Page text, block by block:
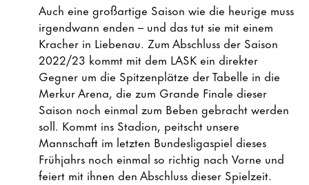
Auch eine großartige Saison wie die heurige muss
irgendwann enden – und das tut sie mit einem
Kracher in Liebenau. Zum Abschluss der Saison
2022/23 kommt mit dem LASK ein direkter
Gegner um die Spitzenplätze der Tabelle in die
Merkur Arena, die zum Grande Finale dieser
Saison noch einmal zum Beben gebracht werden
soll. Kommt ins Stadion, peitscht unsere
Mannschaft im letzten Bundesligaspiel dieses
Frühjahrs noch einmal so richtig nach Vorne und
feiert mit ihnen den Abschluss dieser Spielzeit.